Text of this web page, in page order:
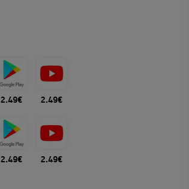
2.49€ 2.49€
2.49€ 2.49€